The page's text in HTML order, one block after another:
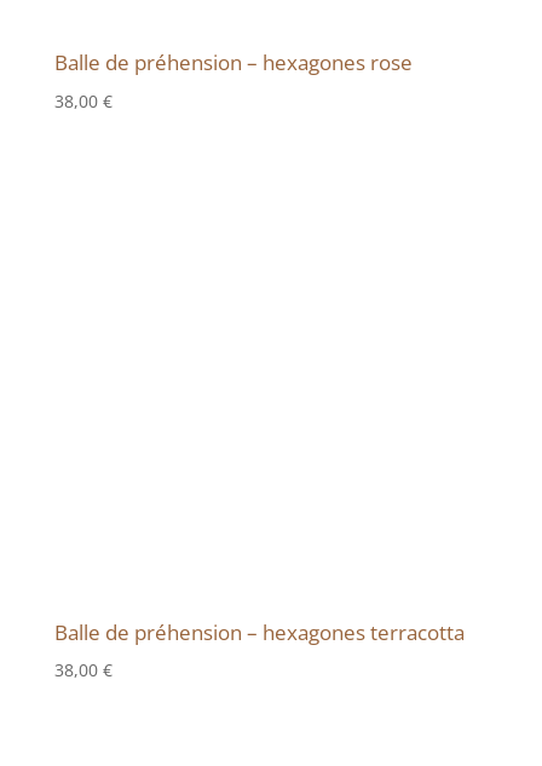
Balle de préhension – hexagones rose
38,00 €
Balle de préhension – hexagones terracotta
38,00 €